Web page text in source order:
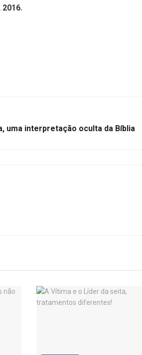
uma interpretação oculta da Bíblia